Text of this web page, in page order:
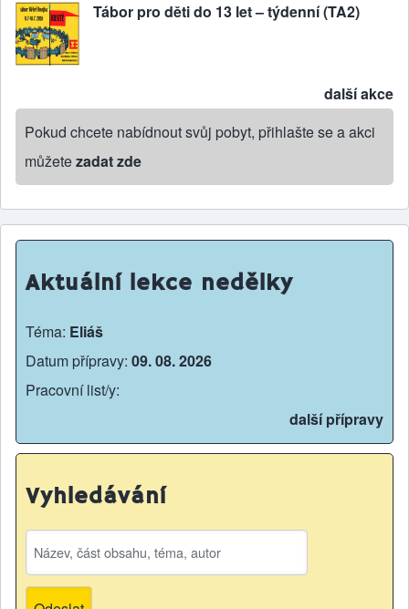
Tábor pro děti do 13 let – týdenní (TA2)
další akce
Pokud chcete nabídnout svůj pobyt, přihlašte se a akci
můžetezadat zde
Aktuální lekce nedělky
Téma: Eliáš
Datum přípravy: 09. 08. 2026
Pracovní list/y:
další přípravy
Vyhledávání